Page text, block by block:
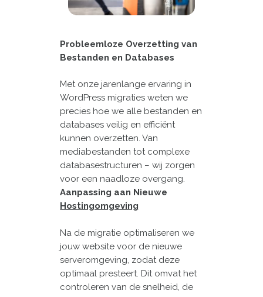
Probleemloze Overzetting van
Bestanden en Databases
Met onze jarenlange ervaring in
WordPress migraties weten we
precies hoe we alle bestanden en
databases veilig en efficiënt
kunnen overzetten. Van
mediabestanden tot complexe
databasestructuren – wij zorgen
voor een naadloze overgang.
Aanpassing aan Nieuwe
Hostingomgeving
Na de migratie optimaliseren we
jouw website voor de nieuwe
serveromgeving, zodat deze
optimaal presteert. Dit omvat het
controleren van de snelheid, de